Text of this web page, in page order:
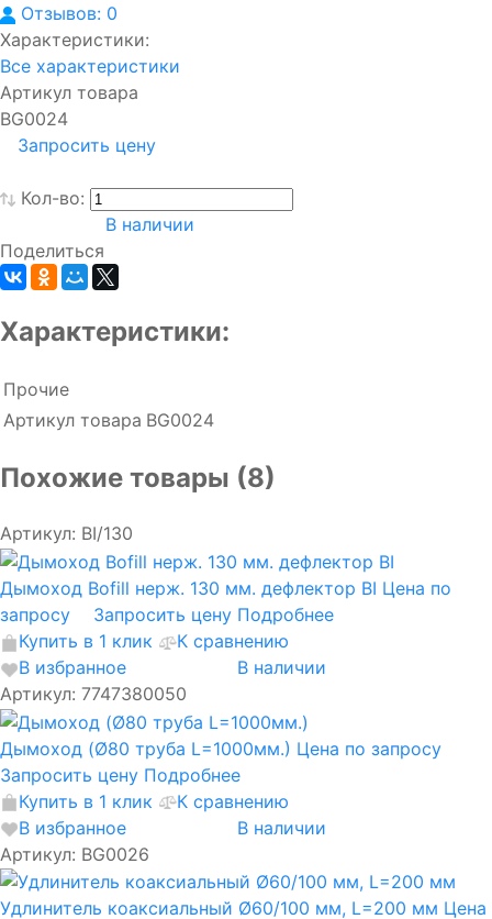
Отзывов: 0
Характеристики:
Все характеристики
Артикул товара
BG0024
Запросить цену
Кол-во:
В наличии
Поделиться
Характеристики:
Прочие
Артикул товара BG0024
Похожие товары (8)
Артикул: BI/130
Дымоход Bofill нерж. 130 мм. дефлектор BI Цена по
запросу
Запросить цену Подробнее
Купить в 1 клик
К сравнению
В избранное
В наличии
Артикул: 7747380050
Дымоход (Ø80 труба L=1000мм.) Цена по запросу
Запросить цену Подробнее
Купить в 1 клик
К сравнению
В избранное
В наличии
Артикул: BG0026
Удлинитель коаксиальный Ø60/100 мм, L=200 мм Цена